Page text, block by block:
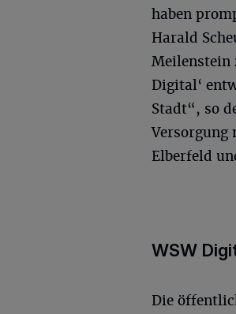
haben
Harald
Meilenstein
Digital‘
Stadt“, so
Versorgung
Elberfeld
WSW
Die